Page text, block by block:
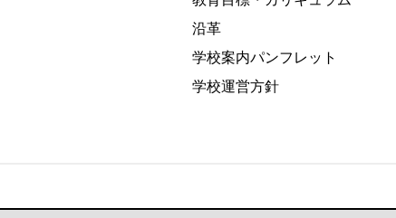
沿革
学校案内パンフレット
学校運営方針